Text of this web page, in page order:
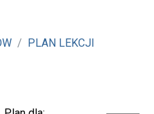
PLAN LEKCJI